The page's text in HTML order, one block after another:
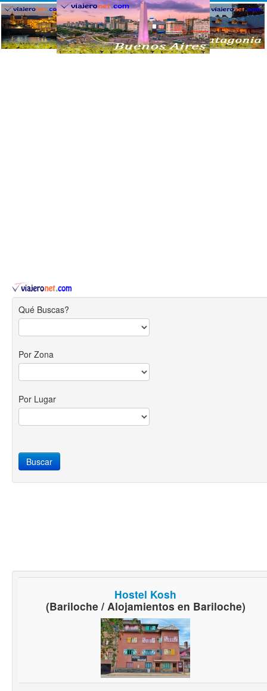
Qué Buscas?
Por Zona
Por Lugar
Hostel Kosh
(Bariloche / Alojamientos en Bariloche)